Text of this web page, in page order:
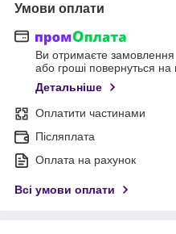
Умови оплати
Ви отримаєте замовлення
або гроші повернуться на
Детальніше
Оплатити частинами
Післяплата
Оплата на рахунок
Всі умови оплати